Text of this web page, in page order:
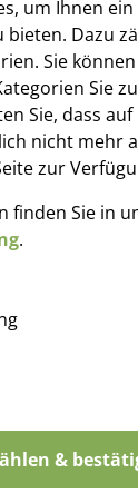
0
– 76
partner.de
um Ihnen
Dazu
Sie
Sie
Sie, dass auf
nicht mehr
zur
finden Sie in
.
&